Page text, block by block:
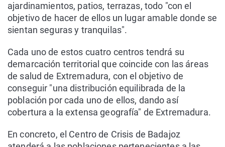
ajardinamientos, patios, terrazas, todo "con el
objetivo de hacer de ellos un lugar amable donde se
sientan seguras y tranquilas".
Cada uno de estos cuatro centros tendrá su
demarcación territorial que coincide con las áreas
de salud de Extremadura, con el objetivo de
conseguir "una distribución equilibrada de la
población por cada uno de ellos, dando así
cobertura a la extensa geografía" de Extremadura.
En concreto, el Centro de Crisis de Badajoz